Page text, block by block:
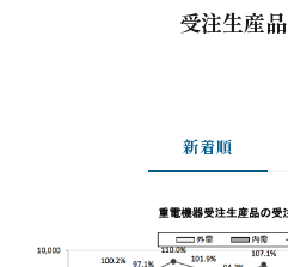
受注生産品
新着順